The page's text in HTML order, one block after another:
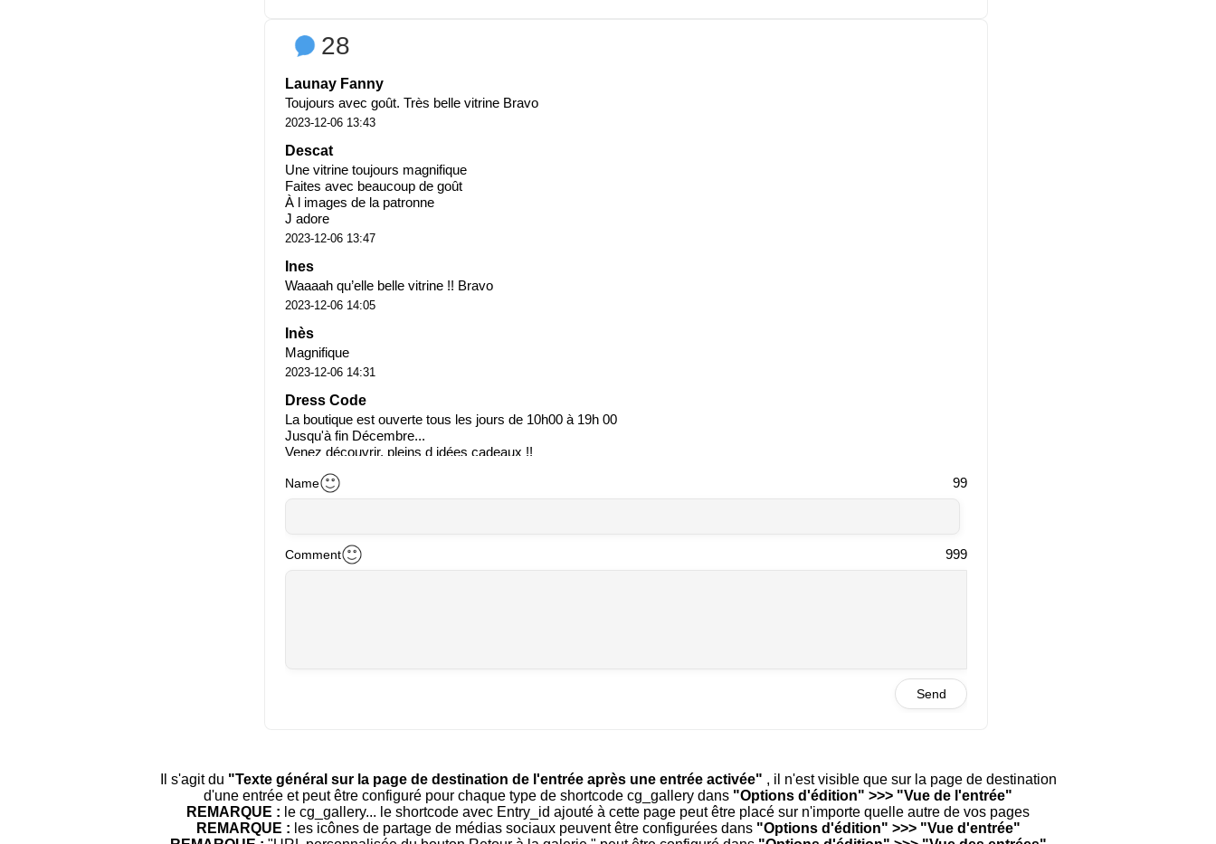
28
Launay Fanny
Toujours avec goût. Très belle vitrine Bravo
2023-12-06 13:43
Descat
Une vitrine toujours magnifique
Faites avec beaucoup de goût
À l images de la patronne
J adore
2023-12-06 13:47
Ines
Waaaah qu’elle belle vitrine !! Bravo
2023-12-06 14:05
Inès
Magnifique
2023-12-06 14:31
Dress Code
La boutique est ouverte tous les jours de 10h00 à 19h 00
Jusqu'à fin Décembre...
Venez découvrir, pleins d idées cadeaux !!
2023-12-06 14:42
Dress code
2023-12-06 15:01
Guichard Sylviane
2023-12-06 16:47
2023-12-07 11:46
Pierre
La plus jolie vitrine de la traverse.
Je vote
Name 99
Comment 999
Send
Il s'agit du "Texte général sur la page de destination de l'entrée après une entrée activée" , il n'est visible que sur la page de destination
d'une entrée et peut être configuré pour chaque type de shortcode cg_gallery dans "Options d'édition" >>> "Vue de l'entrée"
REMARQUE : le cg_gallery... le shortcode avec Entry_id ajouté à cette page peut être placé sur n'importe quelle autre de vos pages
REMARQUE : les icônes de partage de médias sociaux peuvent être configurées dans "Options d'édition" >>> "Vue d'entrée"